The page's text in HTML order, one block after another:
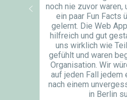
noch nie zuvor waren,
ein paar Fun Facts
gelernt. Die Web
hilfreich und gut
uns wirklich wie
gefühlt und waren
Organisation. Wir
auf jeden Fall jedem
nach einem
in Berlin